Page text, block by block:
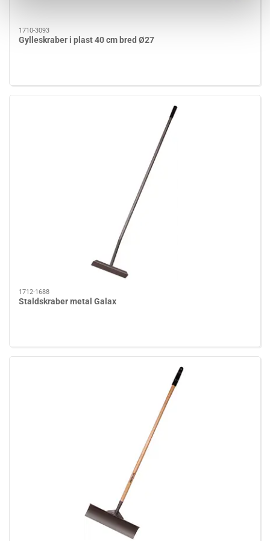
1710-3093
Gylleskraber i plast 40 cm bred Ø27
1712-1688
Staldskraber metal Galax